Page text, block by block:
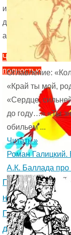
используй
для
аппликаций.
Читать
полностью
"Шаблоны
глаз
для
поделок.
Поделки
для
детей.
3
(2)"
Поделки
на
Пасху
для
Оглавление:
«Край ты мой,
«Сердце,
до году…» «Ты
обильем ...
Читать »
Роман
А.К. Баллада про